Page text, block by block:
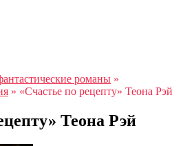
романы »
» «Счастье по рецепту» Теона Рэй
Теона Рэй